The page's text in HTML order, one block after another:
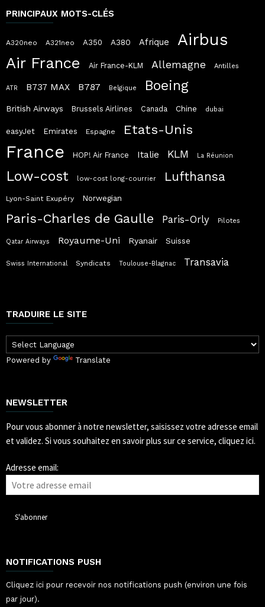
PRINCIPAUX MOTS-CLÉS
A320neo A321neo A350 A380 Afrique Airbus
Air France Air France-KLM Allemagne Antilles
ATR B737 MAX B787 Belgique Boeing
British Airways Brussels Airlines Canada Chine dubai
easyJet Emirates Espagne Etats-Unis
France HOP! Air France Italie KLM La Réunion
Low-cost low-cost long-courrier Lufthansa
Lyon-Saint Exupéry Norwegian
Paris-Charles de Gaulle Paris-Orly Pilotes
Qatar Airways Royaume-Uni Ryanair Suisse
Swiss International Syndicats Toulouse-Blagnac Transavia
TRADUIRE LE SITE
Powered by Translate
NEWSLETTER
Pour vous abonner à notre newsletter, saisissez votre adresse email
et validez. Si vous souhaitez en savoir plus sur ce service, cliquez ici.
Adresse email:
NOTIFICATIONS PUSH
Cliquez ici pour recevoir nos notifications push (environ une fois
par jour).